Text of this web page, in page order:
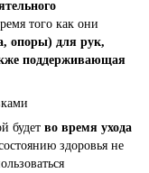
того как они
опоры) для рук,
поддерживающая
будет во время ухода
здоровья не